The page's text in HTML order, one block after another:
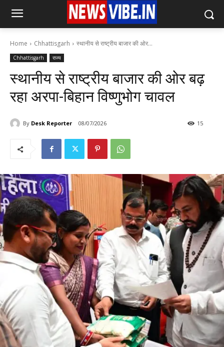
Home Chhattisgarh स्थानीय से राष्ट्रीय बाजार की ओर...
Chhattisgarh राज्य
स्थानीय से राष्ट्रीय बाजार की ओर बढ़
रहा अरपा-बिहान विष्णुभोग चावल
By Desk Reporter 08/07/2026 15